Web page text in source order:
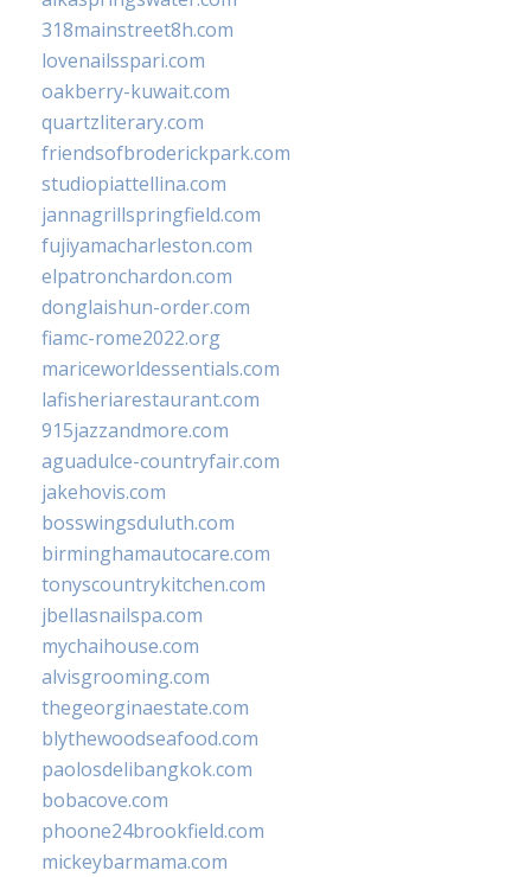
318mainstreet8h.com
lovenailsspari.com
oakberry-kuwait.com
quartzliterary.com
friendsofbroderickpark.com
studiopiattellina.com
jannagrillspringfield.com
fujiyamacharleston.com
elpatronchardon.com
donglaishun-order.com
fiamc-rome2022.org
mariceworldessentials.com
lafisheriarestaurant.com
915jazzandmore.com
aguadulce-countryfair.com
jakehovis.com
bosswingsduluth.com
birminghamautocare.com
tonyscountrykitchen.com
jbellasnailspa.com
mychaihouse.com
alvisgrooming.com
thegeorginaestate.com
blythewoodseafood.com
paolosdelibangkok.com
bobacove.com
phoone24brookfield.com
mickeybarmama.com